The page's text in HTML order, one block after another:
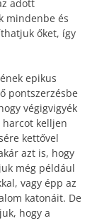
adott
mindenbe és
őket, így
epikus
pontszerzésbe
végigvigyék
harcot kelljen
kettővel
azt is, hogy
még például
vagy épp az
katonáit. De
hogy a